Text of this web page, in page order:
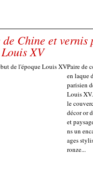
Chine et vernis
XV
Paire de
en laque
parisien
Louis
le
décor or
et
ns un
ages
ronze...